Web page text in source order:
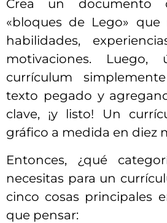
Crea un documento
«bloques de Lego» que
habilidades,
motivaciones.
currículum
texto pegado y
clave, ¡y listo! Un
gráfico a medida en diez
Entonces, ¿qué
necesitas para un
cinco cosas principales
que pensar: